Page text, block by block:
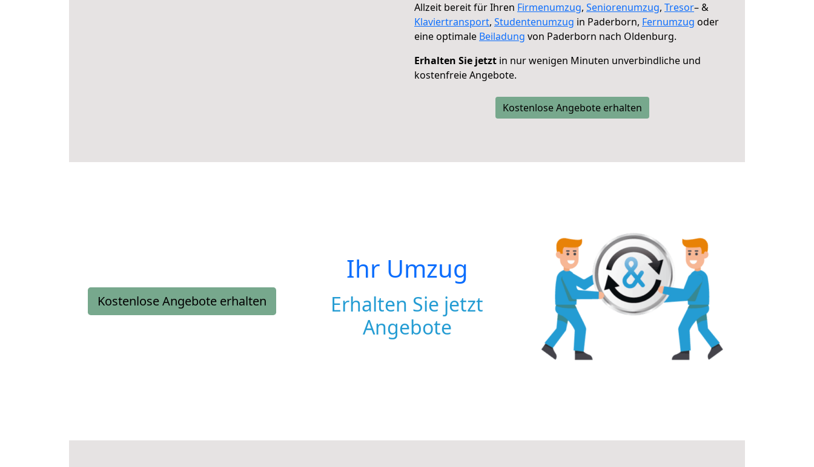
Allzeit bereit für Ihren Firmenumzug, Seniorenumzug, Tresor– &
Klaviertransport, Studentenumzug in Paderborn, Fernumzug oder
eine optimale Beiladung von Paderborn nach Oldenburg.
Erhalten Sie jetzt in nur wenigen Minuten unverbindliche und
kostenfreie Angebote.
Kostenlose Angebote erhalten
Kostenlose Angebote erhalten
Ihr Umzug
Erhalten Sie jetzt
Angebote